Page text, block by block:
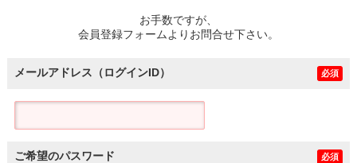
お手数ですが、
会員登録フォームよりお問合せ下さい。
メールアドレス（ログインID） 必須
ご希望のパスワード 必須